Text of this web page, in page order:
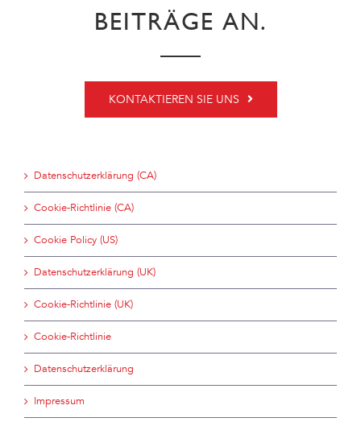
BEITRÄGE AN.
KONTAKTIEREN SIE UNS
Datenschutzerklärung (CA)
Cookie-Richtlinie (CA)
Cookie Policy (US)
Datenschutzerklärung (UK)
Cookie-Richtlinie (UK)
Cookie-Richtlinie
Datenschutzerklärung
Impressum